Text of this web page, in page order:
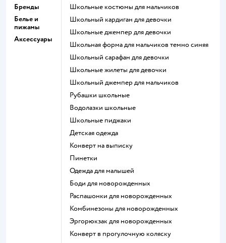
Бренды
Белье и
пижамы
Аксессуары
Школьные костюмы для мальчиков
Школьный кардиган для девочки
Школьные джемпер для девочки
Школьная форма для мальчиков темно синяя
Школьный сарафан для девочки
Школьные жилеты для девочки
Школьный джемпер для мальчиков
Рубашки школьные
Водолазки школьные
Школьные пиджаки
Детская одежда
Конверт на выписку
Пинетки
Одежда для малышей
Боди для новорожденных
Распашонки для новорожденных
Комбинезоны для новорожденных
Эргорюкзак для новорожденных
Конверт в прогулочную коляску